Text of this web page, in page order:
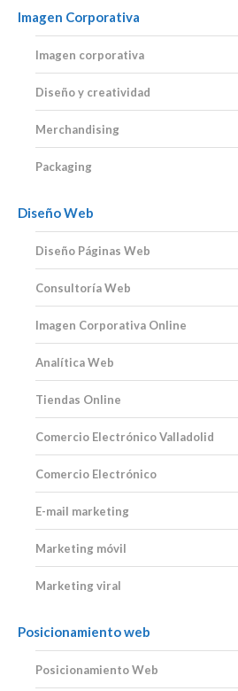
Imagen Corporativa
Imagen corporativa
Diseño y creatividad
Merchandising
Packaging
Diseño Web
Diseño Páginas Web
Consultoría Web
Imagen Corporativa Online
Analítica Web
Tiendas Online
Comercio Electrónico Valladolid
Comercio Electrónico
E-mail marketing
Marketing móvil
Marketing viral
Posicionamiento web
Posicionamiento Web